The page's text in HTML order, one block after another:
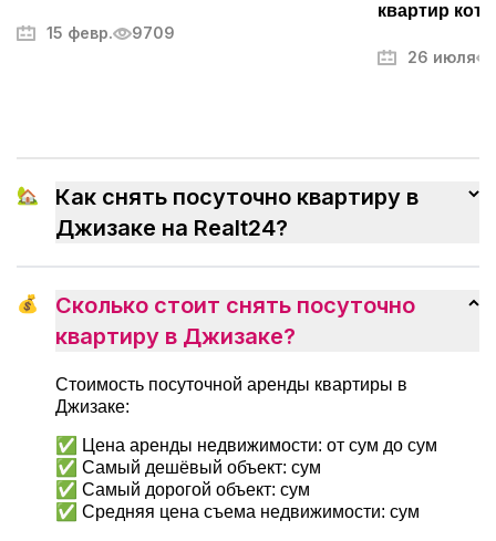
подготовки. Он может вызывать стресс
организовать переезд, избежать
ненужных волнений и быстрее
привыкнуть к новому дому.
15 февр. 9709
квартир
26 июля
🏡
Как снять посуточно квартиру в
Джизаке на Realt24?
💰
Сколько стоит снять посуточно
квартиру в Джизаке?
Стоимость посуточной аренды квартиры в
Джизаке:
✅ Цена аренды недвижимости: от сум до сум
✅ Самый дешёвый объект: сум
✅ Самый дорогой объект: сум
✅ Средняя цена съема недвижимости: сум